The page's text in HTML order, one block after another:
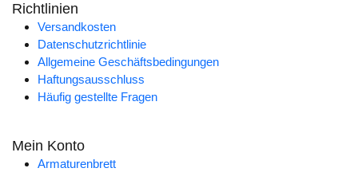
Richtlinien
Versandkosten
Datenschutzrichtlinie
Allgemeine Geschäftsbedingungen
Haftungsausschluss
Häufig gestellte Fragen
Mein Konto
Armaturenbrett